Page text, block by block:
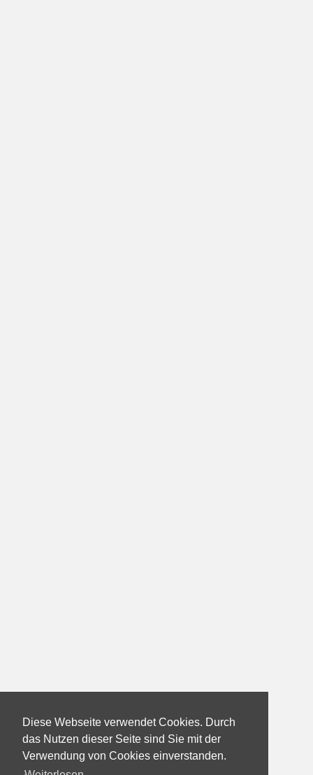
Diese Webseite verwendet Cookies. Durch
das Nutzen dieser Seite sind Sie mit der
Verwendung von Cookies einverstanden.